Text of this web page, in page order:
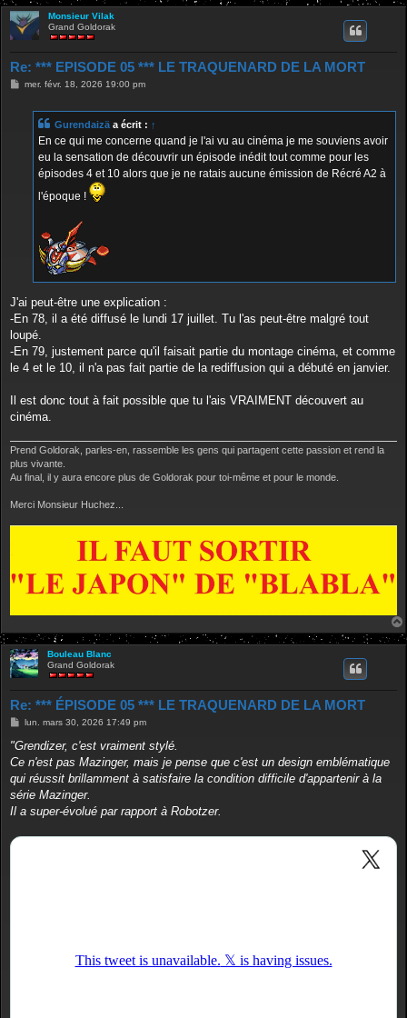
Monsieur Vilak
Grand Goldorak
Re: *** EPISODE 05 *** LE TRAQUENARD DE LA MORT
Mmer. févr. 18, 2026 19:00 pm
Gurendaizä a écrit : ↑
En ce qui me concerne quand je l'ai vu au cinéma je me souviens avoir
eu la sensation de découvrir un épisode inédit tout comme pour les
épisodes 4 et 10 alors que je ne ratais aucune émission de Récré A2 à
l'époque !
J'ai peut-être une explication :
-En 78, il a été diffusé le lundi 17 juillet. Tu l'as peut-être malgré tout
loupé.
-En 79, justement parce qu'il faisait partie du montage cinéma, et comme
le 4 et le 10, il n'a pas fait partie de la rediffusion qui a débuté en janvier.
Il est donc tout à fait possible que tu l'ais VRAIMENT découvert au
cinéma.
Prend Goldorak, parles-en, rassemble les gens qui partagent cette passion et rend la
plus vivante.
Au final, il y aura encore plus de Goldorak pour toi-même et pour le monde.
Merci Monsieur Huchez...
Bouleau Blanc
Grand Goldorak
Re: *** ÉPISODE 05 *** LE TRAQUENARD DE LA MORT
M
s
a
g
lun. mars 30, 2026 17:49 pm
"Grendizer, c'est vraiment stylé.
Ce n'est pas Mazinger, mais je pense que c'est un design emblématique
qui réussit brillamment à satisfaire la condition difficile d'appartenir à la
série Mazinger.
Il a super-évolué par rapport à Robotzer.